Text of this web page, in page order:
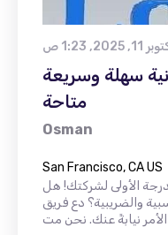
11, 2025, 1:23 ص
سهلة وسريعة
متاحة
Osman
San Francisco, CA US
الأولى لشركتك! هل
والضريبية؟ دع فريق